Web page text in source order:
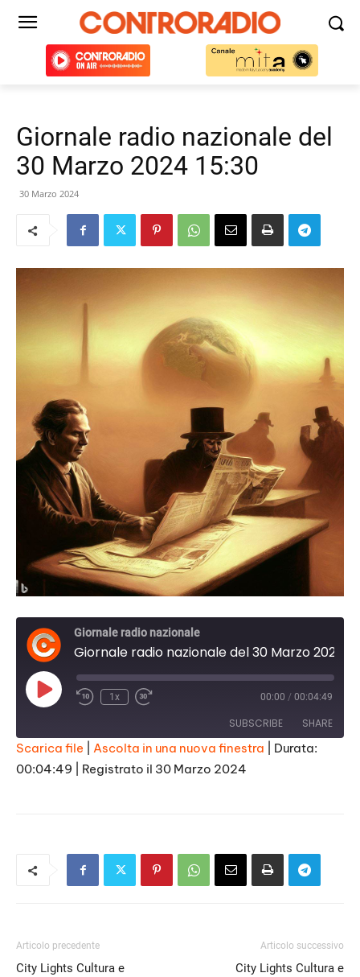
Giornale radio nazionale del
30 Marzo 2024 15:30
30 Marzo 2024
Giornale radio nazionale
Play
Episode
1x 00:00 / 00:04:49
SUBSCRIBE SHARE
SHARE
Scarica file Ascolta in una nuova finestra
Durata:
00:04:49
Registrato il 30 Marzo 2024
Articolo precedente
City Lights Cultura e
Articolo successivo
City Lights Cultura e